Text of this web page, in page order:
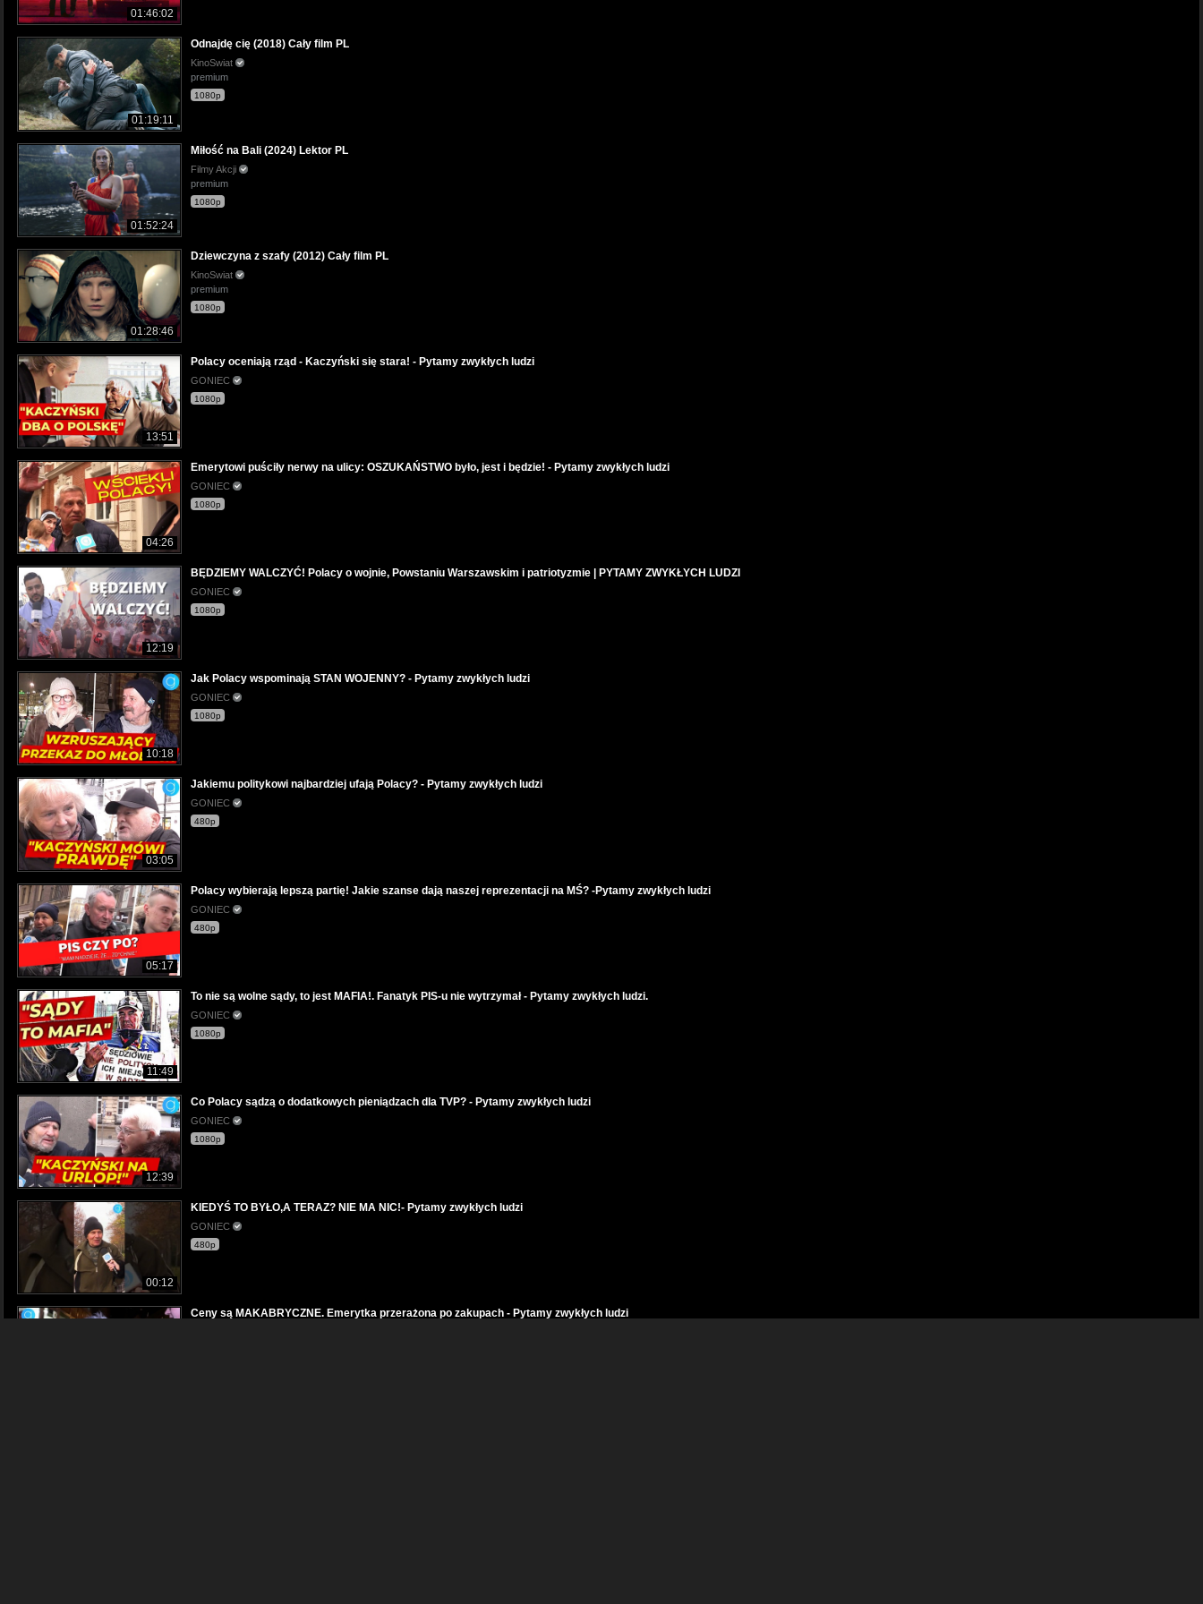
01:46:02
01:19:11
Odnajdę cię (2018) Cały film PL
KinoSwiat
premium
1080p
01:52:24
Miłość na Bali (2024) Lektor PL
Filmy Akcji
premium
1080p
01:28:46
Dziewczyna z szafy (2012) Cały film PL
KinoSwiat
premium
1080p
13:51
Polacy oceniają rząd - Kaczyński się stara! - Pytamy zwykłych ludzi
GONIEC
1080p
04:26
Emerytowi puściły nerwy na ulicy: OSZUKAŃSTWO było, jest i będzie! - Pytamy zwykłych ludzi
GONIEC
1080p
12:19
BĘDZIEMY WALCZYĆ! Polacy o wojnie, Powstaniu Warszawskim i patriotyzmie | PYTAMY ZWYKŁYCH LUDZI
GONIEC
1080p
10:18
Jak Polacy wspominają STAN WOJENNY? - Pytamy zwykłych ludzi
GONIEC
1080p
03:05
Jakiemu politykowi najbardziej ufają Polacy? - Pytamy zwykłych ludzi
GONIEC
480p
05:17
Polacy wybierają lepszą partię! Jakie szanse dają naszej reprezentacji na MŚ? -Pytamy zwykłych ludzi
GONIEC
480p
11:49
To nie są wolne sądy, to jest MAFIA!. Fanatyk PIS-u nie wytrzymał - Pytamy zwykłych ludzi.
GONIEC
1080p
12:39
Co Polacy sądzą o dodatkowych pieniądzach dla TVP? - Pytamy zwykłych ludzi
GONIEC
1080p
00:12
KIEDYŚ TO BYŁO,A TERAZ? NIE MA NIC!- Pytamy zwykłych ludzi
GONIEC
480p
Ceny są MAKABRYCZNE. Emerytka przerażona po zakupach - Pytamy zwykłych ludzi